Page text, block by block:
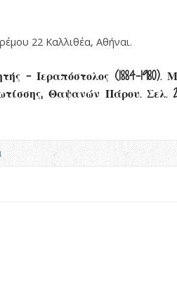
22 Καλλιθέα, Αθήναι.
– Ιεραπόστολος (1884-1980).
Θαψανών Πάρου. Σελ.